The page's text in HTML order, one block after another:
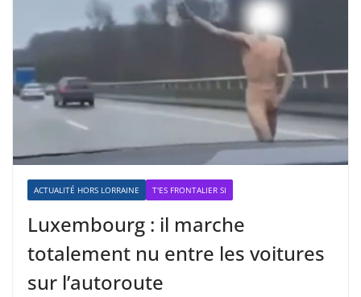
ACTUALITÉ HORS LORRAINE T'ES FRONTALIER SI
Luxembourg : il marche
totalement nu entre les voitures
sur l’autoroute